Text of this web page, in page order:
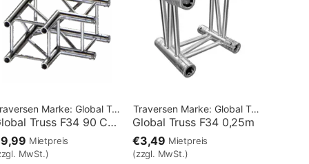
Marke: Global Truss
Global Truss F34 90 C21 2-Weg
Mietpreis
MwSt.)
Traversen Marke: Global Truss
Global Truss F34 0,25m
€3,49 Mietpreis
(zzgl. MwSt.)